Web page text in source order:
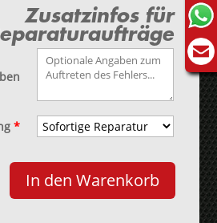
Zusatzinfos für
*
In den Warenkorb